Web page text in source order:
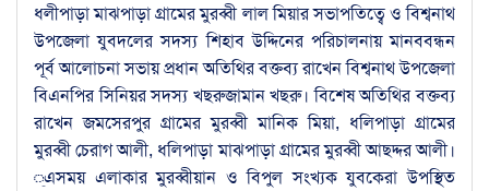
ধলীপাড়া মাঝপাড়া গ্রামের মুরব্বী লাল মিয়ার সভাপতিত্বে ও বিশ্বনাথ
উপজেলা যুবদলের সদস্য শিহাব উদ্দিনের পরিচালনায় মানববন্ধন
পূর্ব আলোচনা সভায় প্রধান অতিথির বক্তব্য রাখেন বিশ্বনাথ উপজেলা
বিএনপির সিনিয়র সদস্য খছরুজামান খছরু। বিশেষ অতিথির বক্তব্য
রাখেন জমসেরপুর গ্রামের মুরব্বী মানিক মিয়া, ধলিপাড়া গ্রামের
মুরব্বী চেরাগ আলী, ধলিপাড়া মাঝপাড়া গ্রামের মুরব্বী আছদ্দর আলী।
্এসময় এলাকার মুরব্বীয়ান ও বিপুল সংখ্যক যুবকেরা উপস্থিত